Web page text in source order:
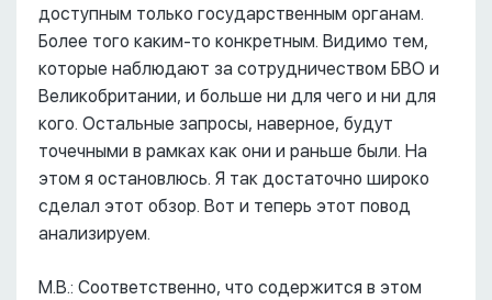
доступным только государственным органам.
Более того каким-то конкретным. Видимо тем,
которые наблюдают за сотрудничеством БВО и
Великобритании, и больше ни для чего и ни для
кого. Остальные запросы, наверное, будут
точечными в рамках как они и раньше были. На
этом я остановлюсь. Я так достаточно широко
сделал этот обзор. Вот и теперь этот повод
анализируем.
М.В.: Соответственно, что содержится в этом